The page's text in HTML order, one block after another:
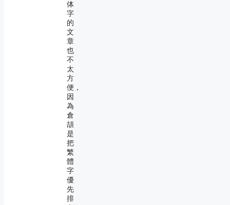
体
字
的
文
章
也
不
太
方
便，
因
為
倉
頡
是
把
繁
體
字
優
先
排